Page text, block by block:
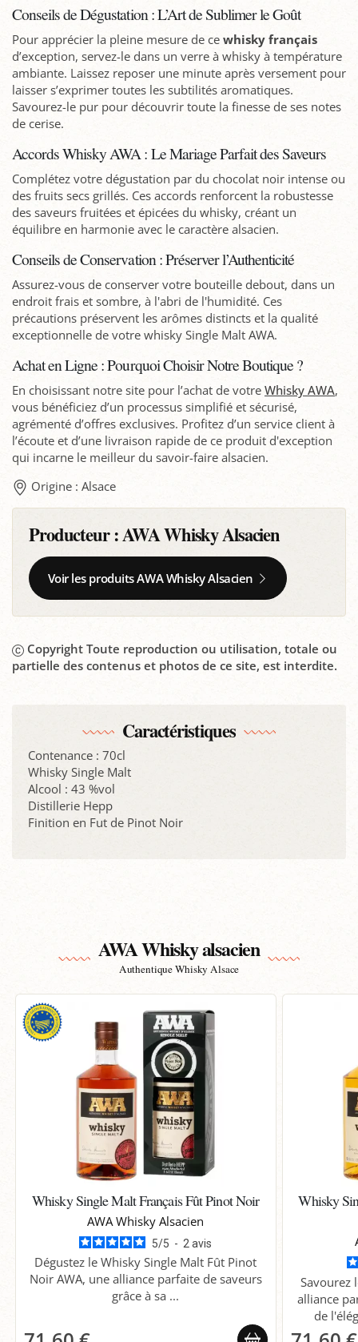
Conseils de Dégustation : L’Art de Sublimer le Goût
Pour apprécier la pleine mesure de ce whisky français
d’exception, servez-le dans un verre à whisky à température
ambiante. Laissez reposer une minute après versement pour
laisser s’exprimer toutes les subtilités aromatiques.
Savourez-le pur pour découvrir toute la finesse de ses notes
de cerise.
Accords Whisky AWA : Le Mariage Parfait des Saveurs
Complétez votre dégustation par du chocolat noir intense ou
des fruits secs grillés. Ces accords renforcent la robustesse
des saveurs fruitées et épicées du whisky, créant un
équilibre en harmonie avec le caractère alsacien.
Conseils de Conservation : Préserver l’Authenticité
Assurez-vous de conserver votre bouteille debout, dans un
endroit frais et sombre, à l'abri de l'humidité. Ces
précautions préservent les arômes distincts et la qualité
exceptionnelle de votre whisky Single Malt AWA.
Achat en Ligne : Pourquoi Choisir Notre Boutique ?
En choisissant notre site pour l’achat de votre Whisky AWA,
vous bénéficiez d’un processus simplifié et sécurisé,
agrémenté d’offres exclusives. Profitez d’un service client à
l’écoute et d’une livraison rapide de ce produit d'exception
qui incarne le meilleur du savoir-faire alsacien.
Origine : Alsace
Producteur :AWA Whisky Alsacien
Voir les produits AWA Whisky Alsacien
Copyright Toute reproduction ou utilisation, totale ou
partielle des contenus et photos de ce site, est interdite.
Caractéristiques
Contenance : 70cl
Whisky Single Malt
Alcool : 43 %vol
Distillerie Hepp
Finition en Fut de Pinot Noir
AWA Whisky alsacien
Authentique Whisky Alsace
Whisky Single Malt Français Fût Pinot Noir
AWA Whisky Alsacien
5/5 - 2avis
Dégustez le Whisky Single Malt Fût Pinot
Noir AWA, une alliance parfaite de saveurs
grâce à sa ...
Whisky
Savourez
alliance
de